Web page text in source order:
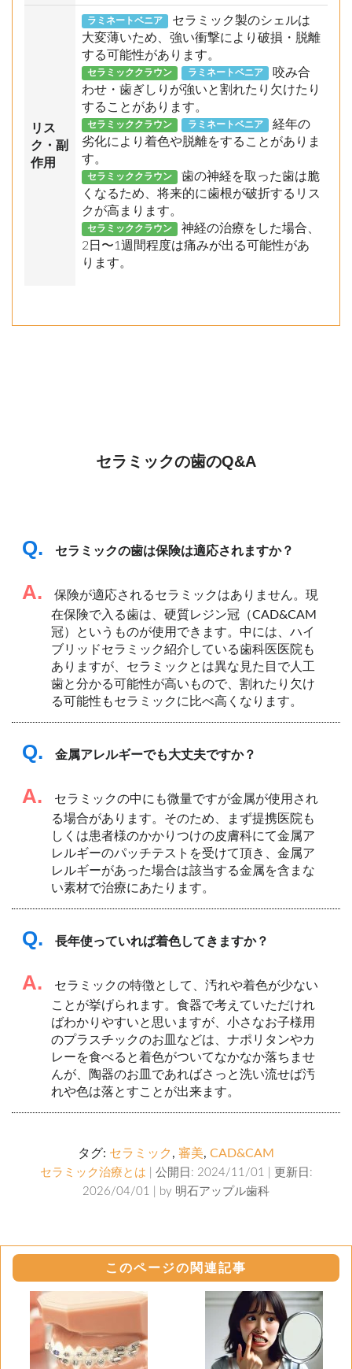
リス
ク・副
作用
ラミネートベニア
セラミック製のシェルは
大変薄いため、強い衝撃により破損・脱離
する可能性があります。
セラミッククラウン ラミネートベニア
咬み合
わせ・歯ぎしりが強いと割れたり欠けたり
することがあります。
セラミッククラウン ラミネートベニア
経年の
劣化により着色や脱離をすることがありま
す。
セラミッククラウン
歯の神経を取った歯は脆
くなるため、将来的に歯根が破折するリス
クが高まります。
セラミッククラウン
神経の治療をした場合、
2日〜1週間程度は痛みが出る可能性があ
ります。
セラミックの歯のQ&A
Q. セラミックの歯は保険は適応されますか？
A.
保険が適応されるセラミックはありません。現
在保険で入る歯は、硬質レジン冠（CAD&CAM
冠）というものが使用できます。中には、ハイ
ブリッドセラミック紹介している歯科医医院も
ありますが、セラミックとは異な見た目で人工
歯と分かる可能性が高いもので、割れたり欠け
る可能性もセラミックに比べ高くなります。
Q. 金属アレルギーでも大丈夫ですか？
A.
セラミックの中にも微量ですが金属が使用され
る場合があります。そのため、まず提携医院も
しくは患者様のかかりつけの皮膚科にて金属ア
レルギーのパッチテストを受けて頂き、金属ア
レルギーがあった場合は該当する金属を含まな
い素材で治療にあたります。
Q. 長年使っていれば着色してきますか？
A.
セラミックの特徴として、汚れや着色が少ない
ことが挙げられます。食器で考えていただけれ
ばわかりやすいと思いますが、小さなお子様用
のプラスチックのお皿などは、ナポリタンやカ
レーを食べると着色がついてなかなか落ちませ
んが、陶器のお皿であればさっと洗い流せば汚
れや色は落とすことが出来ます。
タグ: セラミック , 審美, CAD&CAM
セラミック治療とは | 公開日: 2024/11/01 | 更新日:
2026/04/01 | by 明石アップル歯科
このページの関連記事